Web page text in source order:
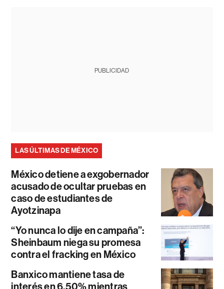
PUBLICIDAD
LAS ÚLTIMAS DE MÉXICO
México detiene a exgobernador
acusado de ocultar pruebas en
caso de estudiantes de
Ayotzinapa
“Yo nunca lo dije en campaña”:
Sheinbaum niega su promesa
contra el fracking en México
Banxico mantiene tasa de